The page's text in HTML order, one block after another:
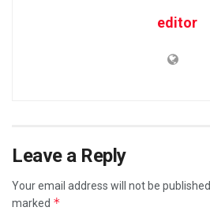
editor
Leave a Reply
Your email address will not be published.
marked *